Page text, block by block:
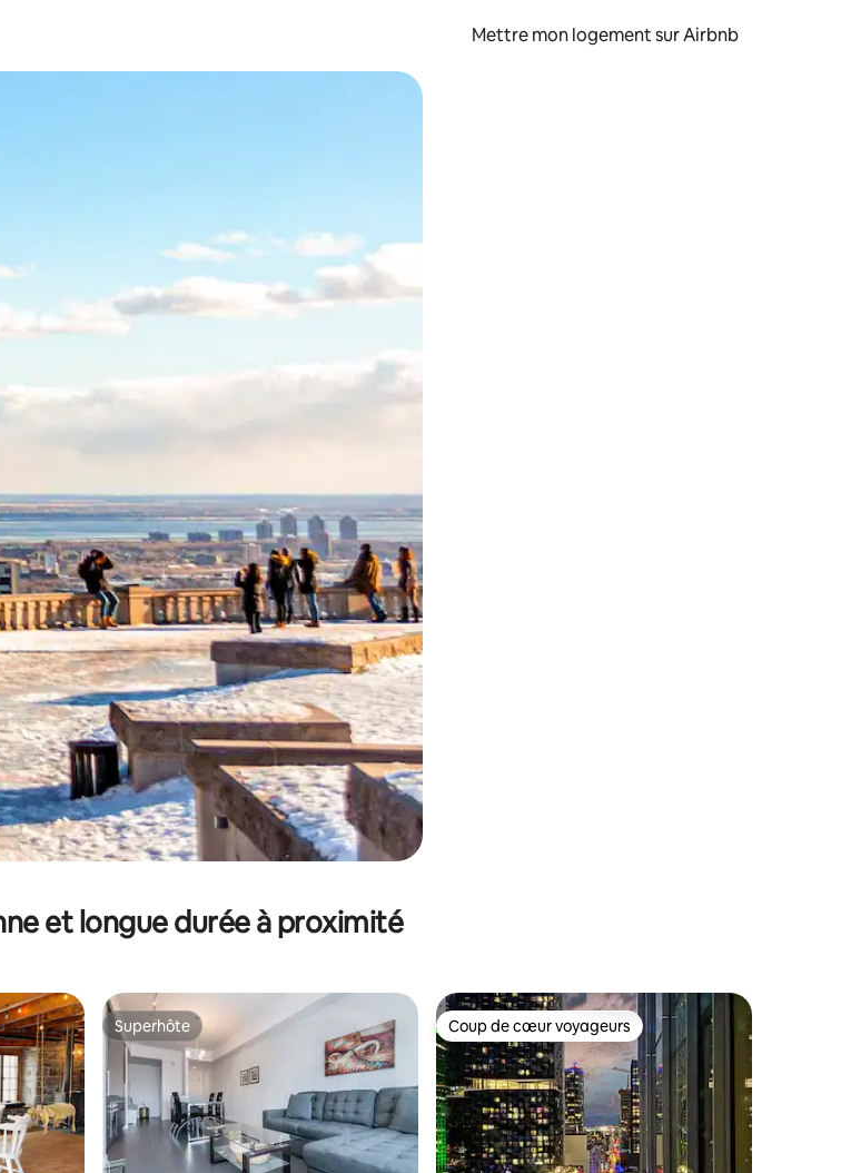
Mettre mon logement sur Airbnb
pour les parcourir ou en appuyant et en faisant glisser.
et longue durée à proximité
Superhôte
Superhôte Coup de cœur voyageurs
Coup de cœur voyageurs